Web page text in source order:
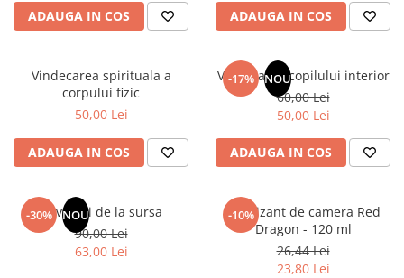
SelfHealing
Sanatate
Masaj
Medicina & Farmacie
Medicina Pentru Toti
ADAUGA IN COS ADAUGA IN COS
Vindecarea spirituala a
corpului fizic
50,00 Lei
ADAUGA IN COS
-17% NOU
Vindecarea copilului interior
60,00 Lei
50,00 Lei
ADAUGA IN COS
-30% NOU
Revelatii de la sursa
90,00 Lei
63,00 Lei
-10%
Odorizant de camera Red
Dragon - 120 ml
26,44 Lei
23,80 Lei